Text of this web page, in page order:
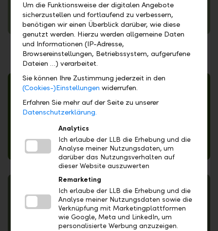
Cookie policy
Terms of Business
Um die Funktionsweise der digitalen Angebote
sicherzustellen und fortlaufend zu verbessern,
benötigen wir einen Überblick darüber, wie diese
genutzt werden. Hierzu werden allgemeine Daten
und Informationen (IP-Adresse,
Browsereinstellungen, Betriebssystem, aufgerufene
Dateien …) verarbeitet.
Sie können Ihre Zustimmung jederzeit in den
(Cookies-)Einstellungen widerrufen.
Erfahren Sie mehr auf der Seite zu unserer
Datenschutzerklärung.
Analytics
Ich erlaube der LLB die Erhebung und die
Analyse meiner Nutzungsdaten, um
darüber das Nutzungsverhalten auf
dieser Website auszuwerten
Remarketing
Ich erlaube der LLB die Erhebung und die
Analyse meiner Nutzungsdaten sowie die
Verknüpfung mit Marketingplattformen
wie Google, Meta und LinkedIn, um
personalisierte Werbung anzuzeigen.